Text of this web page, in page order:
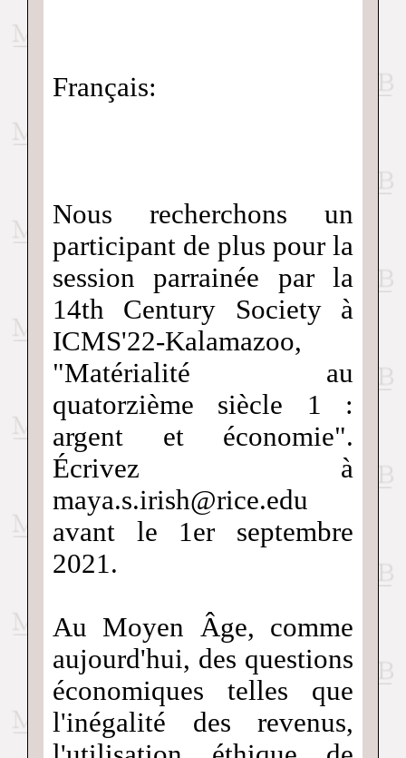
Français:
Nous recherchons un
participant de plus pour la
session parrainée par la
14th Century Society à
ICMS'22-Kalamazoo,
"Matérialité au
quatorzième siècle 1 :
argent et économie".
Écrivez à
maya.s.irish@rice.edu
avant le 1er septembre
2021.
Au Moyen Âge, comme
aujourd'hui, des questions
économiques telles que
l'inégalité des revenus,